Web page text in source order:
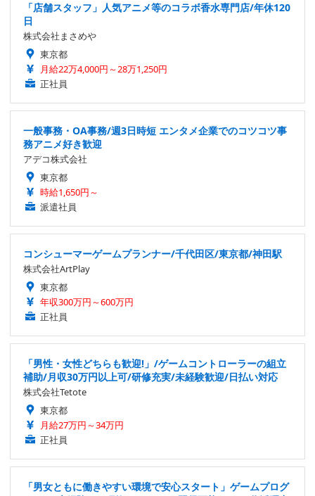
「店舗スタッフ」人気アニメ等のコラボ香水専門店/年休120
日
株式会社まさめや
東京都
月給22万4,000円～28万1,250円
正社員
一般事務・OA事務/週3日時短 エンタメ企業でのコツコツ事
務アニメ好き歓迎
アデコ株式会社
東京都
時給1,650円～
派遣社員
コンシューマーゲームプランナー/千代田区/東京都/神田駅
株式会社ArtPlay
東京都
年収300万円～600万円
正社員
「男性・女性どちらも歓迎!」/ゲームコントローラーの組立
補助/月収30万円以上可/研修充実/未経験歓迎/日払い対応
株式会社Tetote
東京都
月給27万円～34万円
正社員
「男女ともに働きやすい環境で安心スタート」ゲームプログ